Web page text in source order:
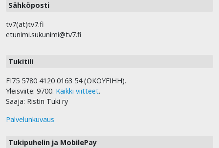
Sähköposti
tv7(at)tv7.fi
etunimi.sukunimi@tv7.fi
Tukitili
FI75 5780 4120 0163 54 (OKOYFIHH).
Yleisviite: 9700. Kaikki viitteet.
Saaja: Ristin Tuki ry
Palvelunkuvaus
Tukipuhelin ja MobilePay